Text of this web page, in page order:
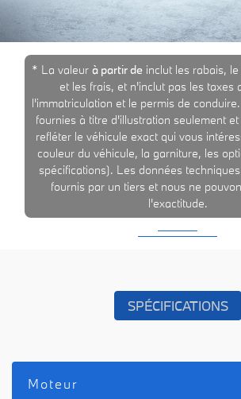
* La valeur à partir de inclut les rabais,
et les frais, et n'inclut pas les taxes
l'immatriculation et le permis de
fournies à titre d'illustration seulement
refléter le véhicule exact qui vous
couleur du véhicule, la garniture, les
spécifications). Les données
fournis par un tiers et nous ne
l'exactitude.
SPÉCIFICATIONS
Moteur